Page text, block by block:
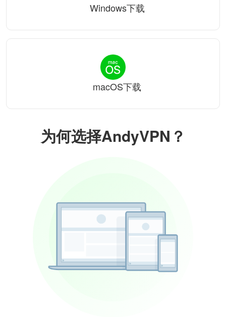
为何选择AndyVPN？
Windows下载
macOS下载